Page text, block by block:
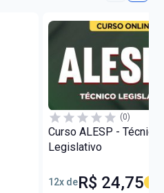
(0)
Curso ALESP - Técnico
Legislativo
12x deR$ 24,75